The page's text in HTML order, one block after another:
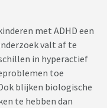
met ADHD een
valt af te
in hyperactief
toe
blijken biologische
te hebben dan